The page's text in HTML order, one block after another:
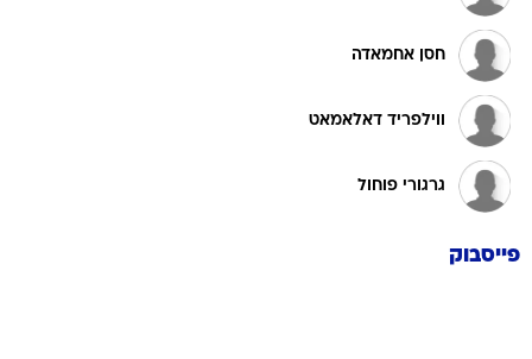
חסן אחמאדה
ווילפריד דאלאמאט
גרגורי פוחול
פייסבוק